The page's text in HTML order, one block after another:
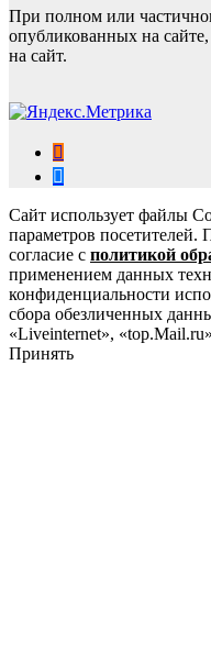
При полном или
опубликованных на сайте,
на сайт.
Сайт использует файлы
параметров посетителей.
согласие с политикой
применением данных
конфиденциальности
сбора обезличенных
«Liveinternet»,
Принять